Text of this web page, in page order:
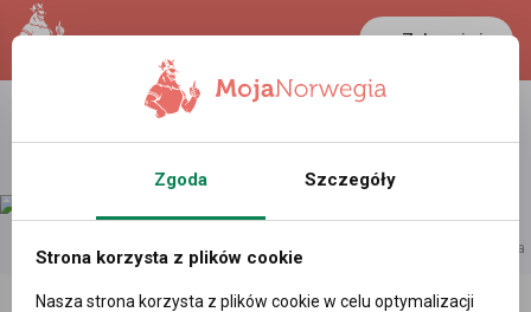
Zaloguj się
reklama
Filtr wyszukiwań
Zgoda Szczegóły
Strona korzysta z plików cookie
Nasza strona korzysta z plików cookie w celu optymalizacji